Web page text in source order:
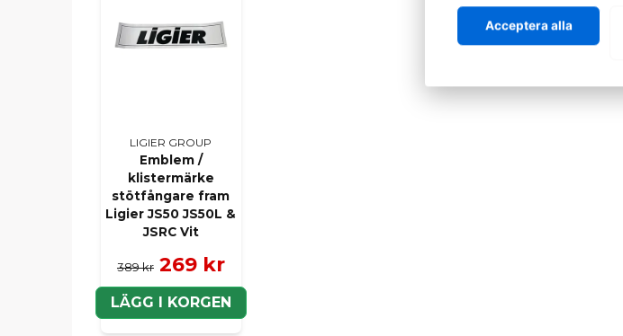
LIGIER GROUP
Emblem /
klistermärke
stötfångare fram
Ligier JS50 JS50L &
JSRC Vit
389 kr 269 kr
LÄGG I KORGEN
Acceptera alla